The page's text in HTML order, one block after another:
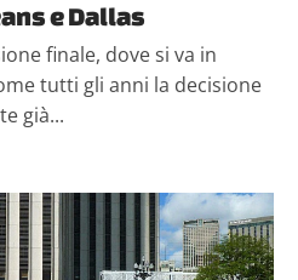
e Dallas
finale, dove si va in
tutti gli anni la decisione
già...